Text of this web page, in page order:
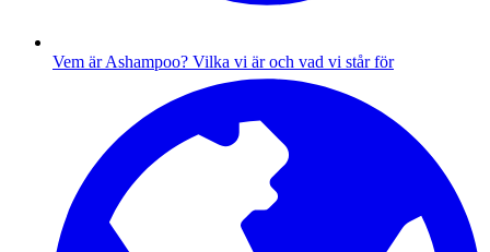
Vem är Ashampoo? Vilka vi är och vad vi står för